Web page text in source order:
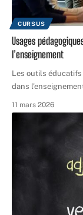
CURSUS
Usages
l’enseignement
Les outils
dans
11 mars 2026